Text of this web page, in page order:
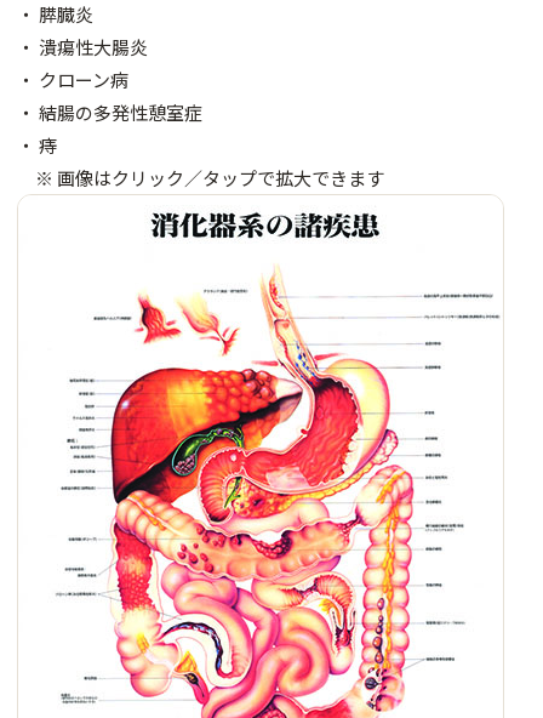
・ 膵臓炎
・ 潰瘍性大腸炎
・ クローン病
・ 結腸の多発性憩室症
・ 痔
※ 画像はクリック／タップで拡大できます